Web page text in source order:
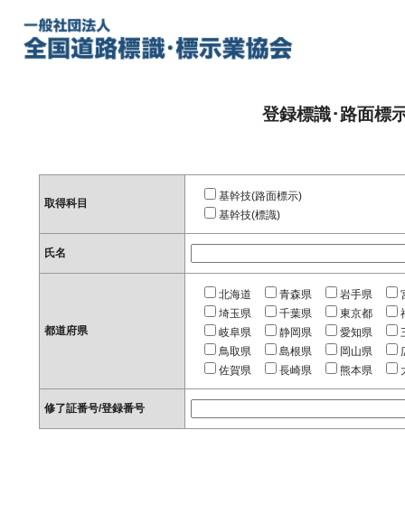
登録標識･路面標
取得科目
基幹技(路面標示)
基幹技(標識)
氏名
都道府県
北海道 青森県 岩手県
埼玉県
千葉県 東京都
岐阜県
静岡県 愛知県
鳥取県
島根県 岡山県
佐賀県
長崎県 熊本県
修了証番号/登録番号